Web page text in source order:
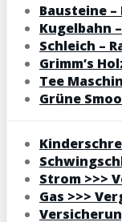
Bausteine
Kugelbahn
Schleich –
Grimm’s
Tee
Grüne
Strom >>>
Gas >>>